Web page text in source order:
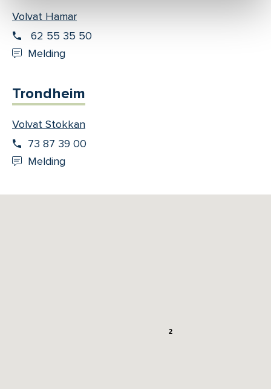
Volvat Hamar
62 55 35 50
Melding
Trondheim
Volvat Stokkan
73 87 39 00
Melding
2